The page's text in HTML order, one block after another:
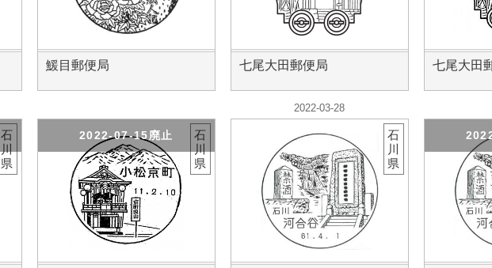
鰀目郵便局 七尾大田郵便局 七尾大田
石
川
県
2022-07-15廃止
石
川
県
2022-03-28
石
川
県